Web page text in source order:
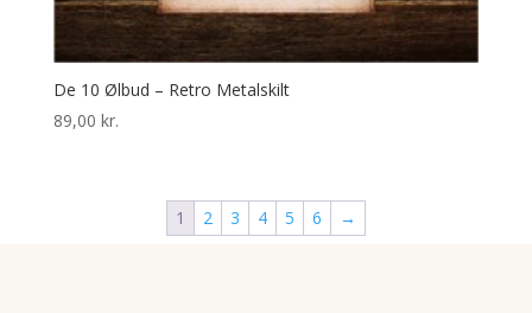
De 10 Ølbud – Retro Metalskilt
89,00 kr.
1 2 3 4 5 6 →